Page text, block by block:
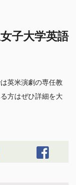
子大学英語
英米演劇の専任教
方はぜひ詳細を大